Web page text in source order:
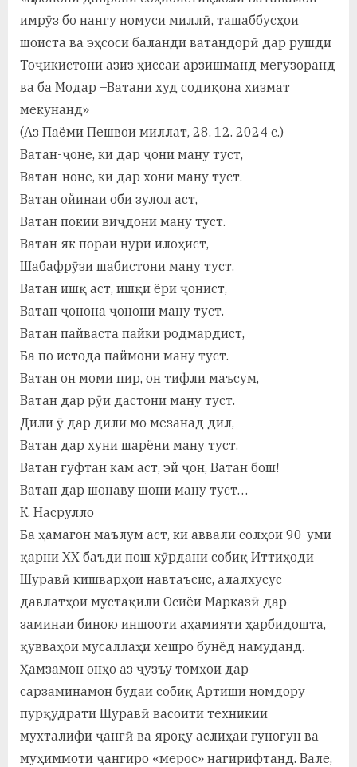
а
н
имрӯз бо нангу номуси миллӣ, ташаббусҳои
шоиста ва эҳсоси баланди ватандорӣ дар рушди
Тоҷикистони азиз ҳиссаи арзишманд мегузоранд
ва ба Модар –Ватани худ содиқона хизмат
мекунанд»
(Аз Паёми Пешвои миллат, 28. 12. 2024 с.)
Ватан-ҷоне, ки дар ҷони ману туст,
Ватан-ноне, ки дар хони ману туст.
Ватан ойинаи оби зулол аст,
Ватан покии виҷдони ману туст.
Ватан як пораи нури илоҳист,
Шабафрӯзи шабистони ману туст.
Ватан ишқ аст, ишқи ёри ҷонист,
Ватан ҷонона ҷонони ману туст.
Ватан пайваста пайки родмардист,
Ба по истода паймони ману туст.
Ватан он моми пир, он тифли маъсум,
Ватан дар рӯи дастони ману туст.
Дили ӯ дар дили мо мезанад дил,
Ватан дар хуни шарёни ману туст.
Ватан гуфтан кам аст, эй ҷон, Ватан бош!
Ватан дар шонаву шони ману туст…
К. Насрулло
Ба ҳамагон маълум аст, ки аввали солҳои 90-уми
қарни ХХ баъди пош хӯрдани собиқ Иттиҳоди
Шуравӣ кишварҳои навтаъсис, алалхусус
давлатҳои мустақили Осиёи Марказӣ дар
заминаи биною иншооти аҳамияти ҳарбидошта,
қувваҳои мусаллаҳи хешро бунёд намуданд.
Ҳамзамон онҳо аз ҷузъу томҳои дар
сарзаминамон будаи собиқ Артиши номдору
пурқудрати Шуравӣ васоити техникии
мухталифи ҷангӣ ва яроқу аслиҳаи гуногун ва
муҳиммоти ҷангиро «мерос» нагирифтанд. Вале,